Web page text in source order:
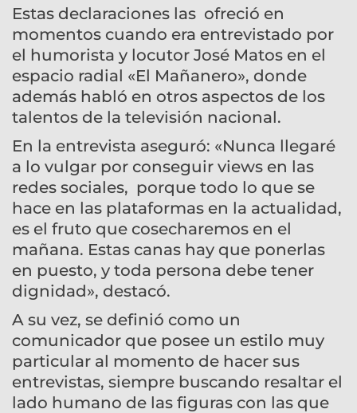
Estas declaraciones las ofreció en
momentos cuando era entrevistado por
el humorista y locutor José Matos en el
espacio radial «El Mañanero», donde
además habló en otros aspectos de los
talentos de la televisión nacional.
En la entrevista aseguró: «Nunca llegaré
a lo vulgar por conseguir views en las
redes sociales, porque todo lo que se
hace en las plataformas en la actualidad,
es el fruto que cosecharemos en el
mañana. Estas canas hay que ponerlas
en puesto, y toda persona debe tener
dignidad», destacó.
A su vez, se definió como un
comunicador que posee un estilo muy
particular al momento de hacer sus
entrevistas, siempre buscando resaltar el
lado humano de las figuras con las que